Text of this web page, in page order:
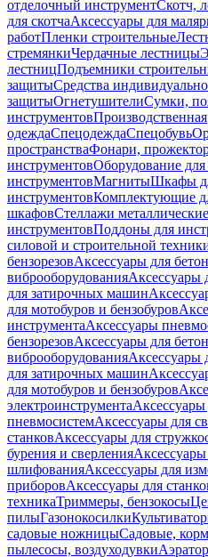
отделочный инструментСкотч,
для скотчаАксессуары для
работПленки строительные
стремянкиЧердачные лестницы
лестницПодъемники
защитыСредства
защитыОгнетушителиСумки,
инструментовПроизводственная
одеждаСпецодеждаСпецобувь
пространстваФонари,
инструментовОборудование для
инструментовМагнитыШкафы
инструментовКомплектующие
шкафовСтеллажи металлические
инструментовПоддоны для
силовой и строительной
бензорезовАксессуары для
виброоборудованияАксессуары
для затирочных машин
для мотобуров и бензобуров
инструментаАксессуары
бензорезовАксессуары для
виброоборудованияАксессуары
для затирочных машин
для мотобуров и бензобуров
электроинструментаАксессуары
пневмосистемАксессуары для
станковАксессуары для
бурения и сверленияАксессуары
шлифованияАксессуары для
приборовАксессуары для
техникаТриммеры, бензокосы
пилыГазонокосилки
садовые ножницыСадовые,
пылесосы, воздуходувки